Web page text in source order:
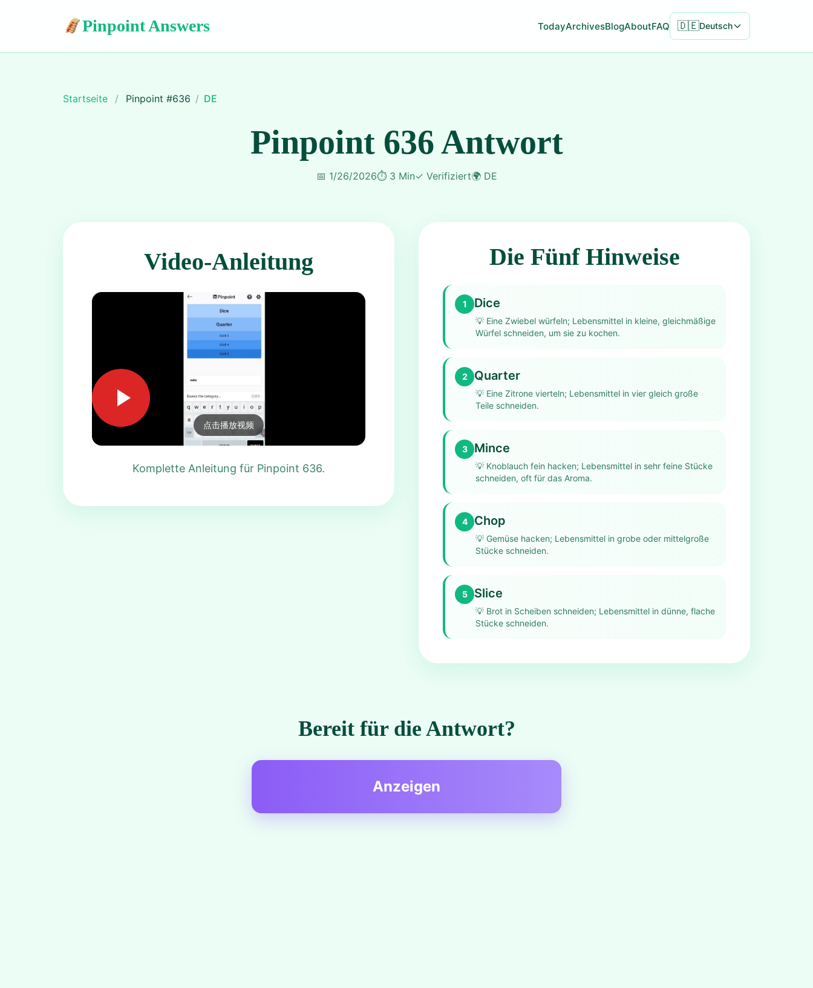
Pinpoint Answers TodayArchivesBlogAboutFAQ 🇩🇪Deutsch
Startseite / Pinpoint #636 / DE
Pinpoint 636 Antwort
📅 1/26/2026⏱️ 3 Min✓ Verifiziert🌍 DE
Video-Anleitung
点击播放视频
Komplette Anleitung für Pinpoint 636.
Die Fünf Hinweise
1 Dice
💡 Eine Zwiebel würfeln; Lebensmittel in kleine, gleichmäßige
Würfel schneiden, um sie zu kochen.
2 Quarter
💡 Eine Zitrone vierteln; Lebensmittel in vier gleich große
Teile schneiden.
3 Mince
💡 Knoblauch fein hacken; Lebensmittel in sehr feine Stücke
schneiden, oft für das Aroma.
4 Chop
💡 Gemüse hacken; Lebensmittel in grobe oder mittelgroße
Stücke schneiden.
5 Slice
💡 Brot in Scheiben schneiden; Lebensmittel in dünne, flache
Stücke schneiden.
Bereit für die Antwort?
Anzeigen